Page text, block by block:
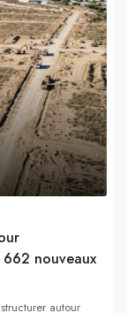
662 nouveaux
autour